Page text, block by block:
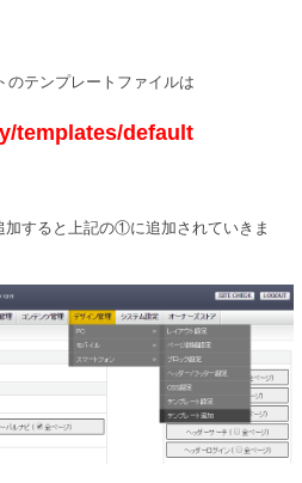
のテンプレートファイルは
templates/default
すると上記の①に追加されていきま